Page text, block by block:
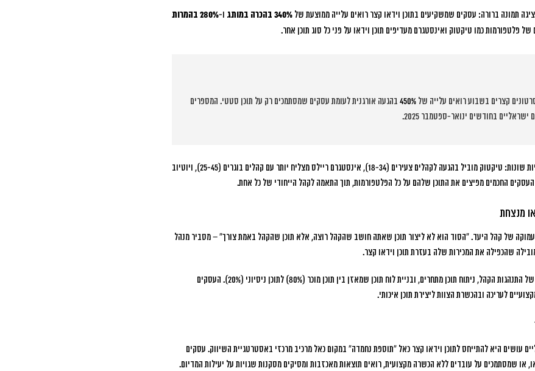
340% בהכרה במותג ו-
280% בהמרות
פלטפורמות כמו טיקטוק ואינסטגרם מעדיפים תוכן וידאו על פני כל סוג תוכן אחר.
450% בהגעה אורגנית לעומת עסקים שמסתמכים רק על תוכן סטטי. המספרים
הפלטפורמות השונות מציעות הזדמנויות שונות: טיקטוק מוביל בהגעה לקהלים צעירים (18-34), אינסטגרם ריילס מצליח יותר עם קהלים בוגרים (25-45), ויוטיוב
העסקים החכמים מפיצים את התוכן שלהם על כל הפלטפורמות, תוך התאמה לקהל הייחודי של כל אחת.
מנצחת
של קהל היעד.“הסוד הוא לא ליצור תוכן שאתה חושב שהקהל רוצה, אלא תוכן שהקהל באמת צורך”– מסביר מנהל
שהכפילה את המכירות שלה בעזרת תוכן וידאו קצר.
הגישה המקצועית כוללת מחקר מעמיק של התנהגות הקהל, ניתוח תוכן מתחרים, ובניית לוח תוכן שמאזן בין תוכן מוכר (80%) לתוכן ניסיוני (20%). העסקים
לעריכה ובהכשרת הצוות ליצירת תוכן איכותי.
עושים היא להתייחס לתוכן וידאו קצר כאל “תוספת נחמדה” במקום כאל מרכיב מרכזי באסטרטגיית השיווק. עסקים
או שמסתמכים על עובדים ללא הכשרה מקצועית, רואים תוצאות מאכזבות ומסיקים מסקנות שגויות על יעילות המדיום.